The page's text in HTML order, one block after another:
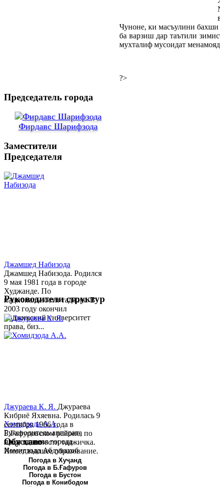
Чуноне, ки масъулини бахши
ба варзиш дар таътили
мухталиф мусоидат
?>
Председатель города
Фирдавс Шарифзода
Заместители
Председателя
Джамшед Набизода
Джамшед Набизода. Родился
9 мая 1981 года в городе
Худжанде. По
национальности таджик. В
2003 году окончил
Таджикский университет
права, биз...
Хомидзода А.А.
Руководитель аппарата
председателя города
Хомидзода Абдувахоб
Абдумаджид родился 8
июня 1978 года в городе
Худжанде. По
Руководители структур
Джураева К. Я. Джураева
Кибриё Яхяевна. Родилась 9
сентября 1966 года в
Б.Гафуровском районе, по
национальности таджичка.
Имеет высшее образование.
В 1997 ...
Обу хаво
Погода в Хуҷанд
Погода в Б.Ғафуров
Погода в Бустон
Погода в Конибодом